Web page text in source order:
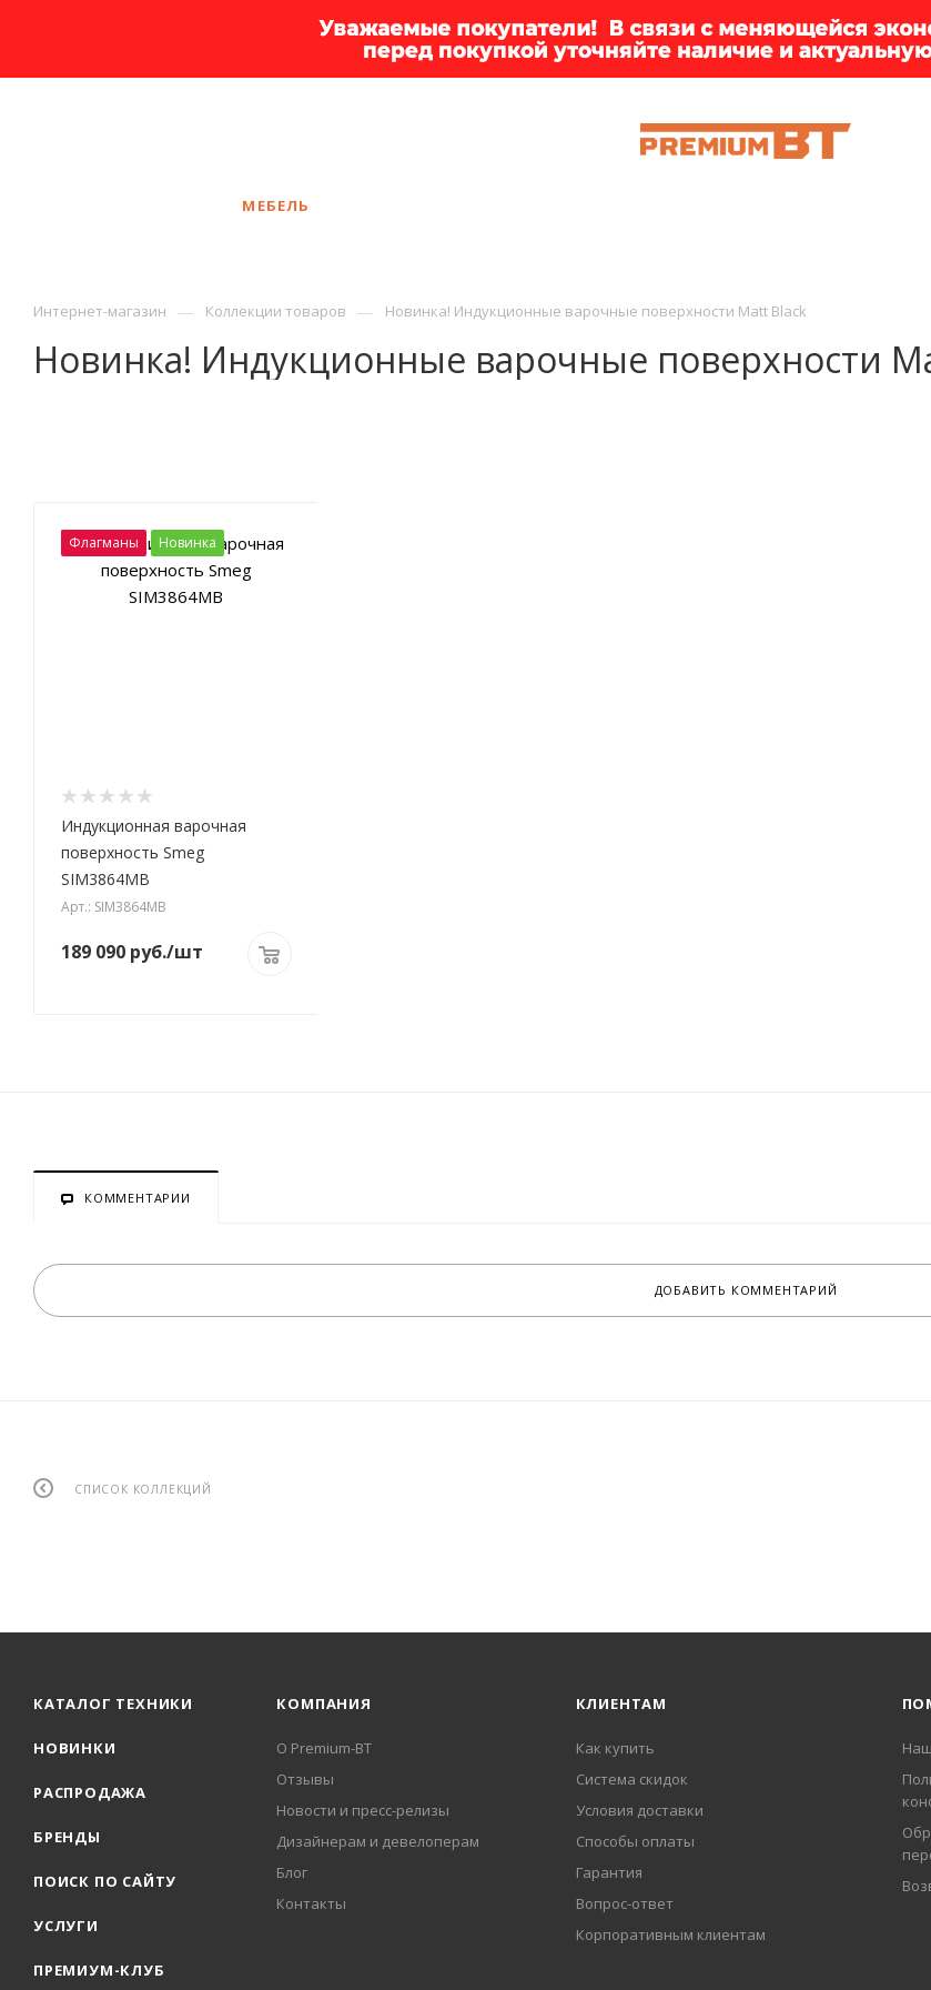
МЕБЕЛЬ
Интернет-магазин — Коллекции товаров — Новинка! Индукционные варочные поверхности Matt Black
Новинка! Индукционные варочные поверхности
Флагманы Новинка
Индукционная варочная
поверхность Smeg
SIM3864MB
Арт.: SIM3864MB
189 090 руб./шт
КОММЕНТАРИИ
ДОБАВИТЬ КОММЕНТАРИЙ
СПИСОК КОЛЛЕКЦИЙ
КАТАЛОГ ТЕХНИКИ
НОВИНКИ
РАСПРОДАЖА
БРЕНДЫ
ПОИСК ПО САЙТУ
УСЛУГИ
ПРЕМИУМ-КЛУБ
КОМПАНИЯ
О Premium-BT
Отзывы
Новости и пресс-релизы
Дизайнерам и девелоперам
Блог
Контакты
КЛИЕНТАМ
Как купить
Система скидок
Условия доставки
Способы оплаты
Гарантия
Вопрос-ответ
Корпоративным клиентам